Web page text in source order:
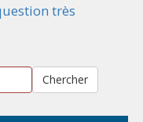
très
Chercher